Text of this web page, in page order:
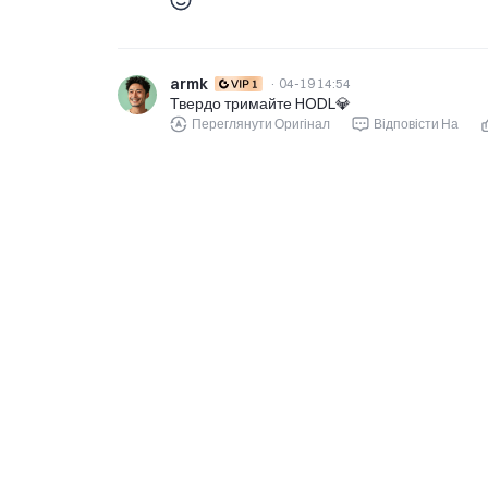
armk · 04-19 14:54
Твердо тримайте HODL💎
Переглянути Оригінал Відповісти На